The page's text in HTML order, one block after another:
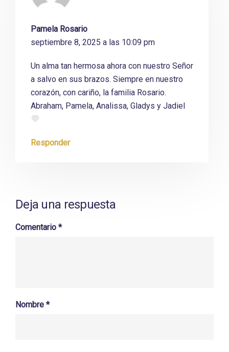
Pamela Rosario
septiembre 8, 2025 a las 10:09 pm
Un alma tan hermosa ahora con nuestro Señor
a salvo en sus brazos. Siempre en nuestro
corazón, con cariño, la familia Rosario.
Abraham, Pamela, Analissa, Gladys y Jadiel
Responder
Deja una respuesta
Comentario *
Nombre *